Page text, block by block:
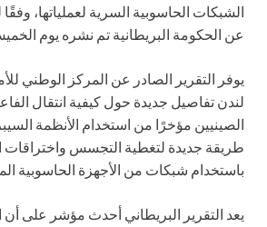
الشبكات الحاسوبية السرية لعملياتها،
عن الحكومة البريطانية تم نشره يوم
يوفر التقرير الصادر عن المركز الوطني
لندن تفاصيل جديدة حول كيفية انتقال
الصينيين مؤخرًا من استخدام الأنظمة
طريقة جديدة لتغطية التجسس واختراقات
باستخدام شبكات من الأجهزة الحاسوبية
يعد التقرير البريطاني أحدث مؤشر على أن